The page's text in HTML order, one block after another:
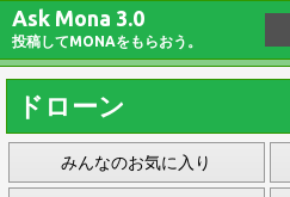
Ask Mona 3.0
投稿してMONAをもらおう。
ドローン
みんなのお気に入り